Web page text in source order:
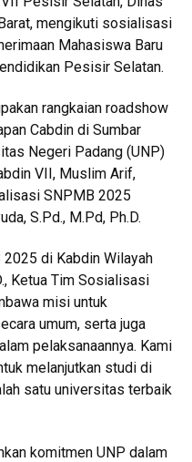
mengikuti sosialisasi
Mahasiswa Baru
Pesisir Selatan.
rangkaian roadshow
Cabdin di Sumbar
Negeri Padang (UNP)
VII, Muslim Arif,
SNPMB 2025
S.Pd., M.Pd, Ph.D.
di Kabdin Wilayah
Ketua Tim Sosialisasi
misi untuk
umum, serta juga
pelaksanaannya. Kami
melanjutkan studi di
satu universitas terbaik
komitmen UNP dalam